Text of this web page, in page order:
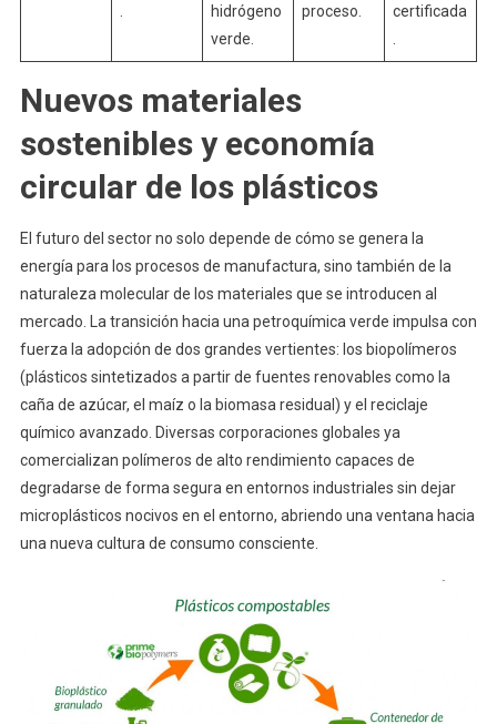
hidrógeno
verde.
proceso.
certificada
Nuevos materiales
sostenibles y economía
circular de los plásticos
El futuro del sector no solo depende de cómo se genera la
energía para los procesos de manufactura, sino también de la
naturaleza molecular de los materiales que se introducen al
mercado. La transición hacia una petroquímica verde impulsa con
fuerza la adopción de dos grandes vertientes: los biopolímeros
(plásticos sintetizados a partir de fuentes renovables como la
caña de azúcar, el maíz o la biomasa residual) y el reciclaje
químico avanzado. Diversas corporaciones globales ya
comercializan polímeros de alto rendimiento capaces de
degradarse de forma segura en entornos industriales sin dejar
microplásticos nocivos en el entorno, abriendo una ventana hacia
una nueva cultura de consumo consciente.